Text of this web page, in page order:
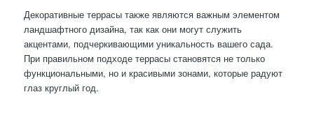
Декоративные террасы также являются важным элементом
ландшафтного дизайна, так как они могут служить
акцентами, подчеркивающими уникальность вашего сада.
При правильном подходе террасы становятся не только
функциональными, но и красивыми зонами, которые радуют
глаз круглый год.